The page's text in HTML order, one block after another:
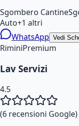
Sgombero Cantine
Auto+1 altri
WhatsApp Vedi
RiminiPremium
Lav Servizi
4.5
(6 recensioni Google)